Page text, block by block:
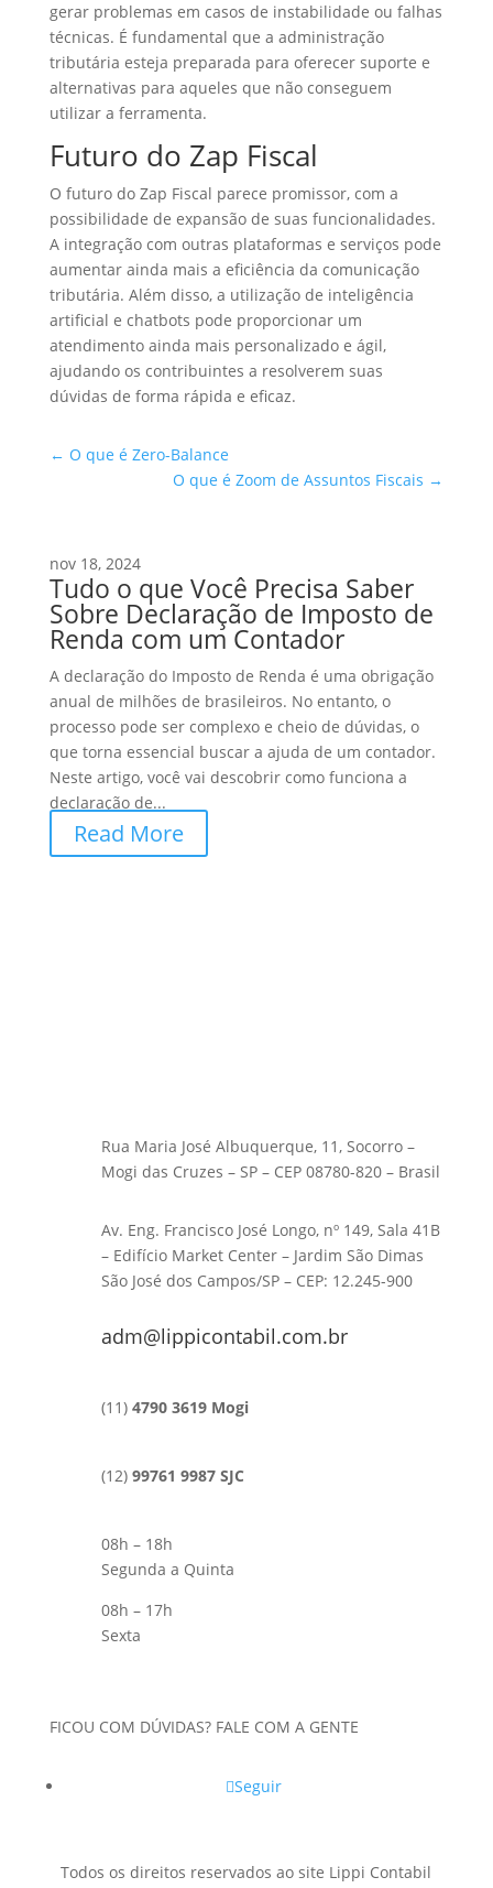
gerar problemas em casos de instabilidade ou falhas
técnicas. É fundamental que a administração
tributária esteja preparada para oferecer suporte e
alternativas para aqueles que não conseguem
utilizar a ferramenta.
Futuro do Zap Fiscal
O futuro do Zap Fiscal parece promissor, com a
possibilidade de expansão de suas funcionalidades.
A integração com outras plataformas e serviços pode
aumentar ainda mais a eficiência da comunicação
tributária. Além disso, a utilização de inteligência
artificial e chatbots pode proporcionar um
atendimento ainda mais personalizado e ágil,
ajudando os contribuintes a resolverem suas
dúvidas de forma rápida e eficaz.
← O que é Zero-Balance
O que é Zoom de Assuntos Fiscais →
nov 18, 2024
Tudo o que Você Precisa Saber
Sobre Declaração de Imposto de
Renda com um Contador
A declaração do Imposto de Renda é uma obrigação
anual de milhões de brasileiros. No entanto, o
processo pode ser complexo e cheio de dúvidas, o
que torna essencial buscar a ajuda de um contador.
Neste artigo, você vai descobrir como funciona a
declaração de...
Read More
Rua Maria José Albuquerque, 11, Socorro –
Mogi das Cruzes – SP – CEP 08780-820 – Brasil
Av. Eng. Francisco José Longo, nº 149, Sala 41B
– Edifício Market Center – Jardim São Dimas
São José dos Campos/SP – CEP: 12.245-900
adm@lippicontabil.com.br
(11) 4790 3619 Mogi
(12) 99761 9987 SJC
08h – 18h
Segunda a Quinta
08h – 17h
Sexta
FICOU COM DÚVIDAS? FALE COM A GENTE
Seguir
Todos os direitos reservados ao site Lippi Contabil